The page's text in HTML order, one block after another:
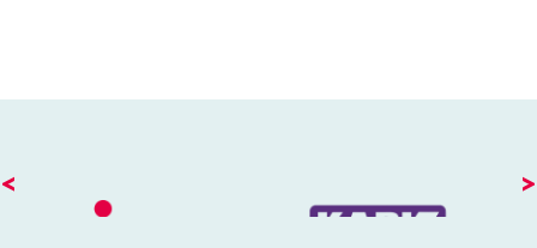
< >